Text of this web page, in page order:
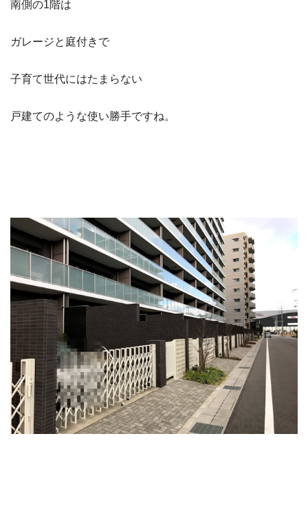
南側の1階は
ガレージと庭付きで
子育て世代にはたまらない
戸建てのような使い勝手ですね。